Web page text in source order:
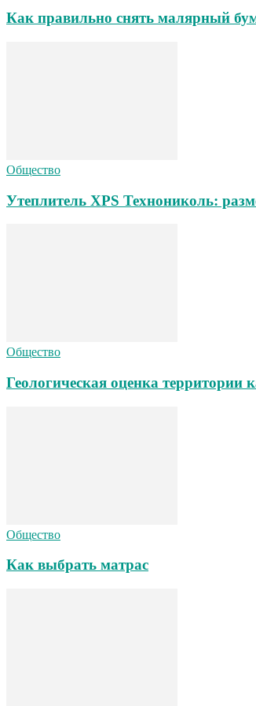
Как правильно снять малярный
Общество
Утеплитель XPS Технониколь:
Общество
Геологическая оценка территории
Общество
Как выбрать матрас